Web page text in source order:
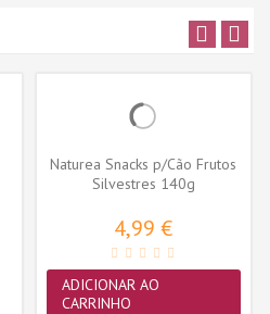
Naturea Snacks p/Cão Frutos
Silvestres 140g
4,99 €
ADICIONAR AO
CARRINHO